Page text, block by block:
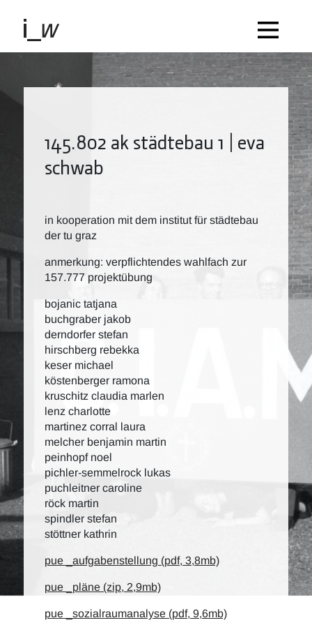
145.802 ak städtebau 1 | eva
schwab
in kooperation mit dem institut für städtebau
der tu graz
anmerkung: verpflichtendes wahlfach zur
157.777 projektübung
bojanic tatjana
buchgraber jakob
derndorfer stefan
hirschberg rebekka
keser michael
köstenberger ramona
kruschitz claudia marlen
lenz charlotte
martinez corral laura
melcher benjamin martin
peinhopf noel
pichler-semmelrock lukas
puchleitner caroline
röck martin
spindler stefan
stöttner kathrin
pue _aufgabenstellung (pdf, 3,8mb)
pue _pläne (zip, 2,9mb)
pue _sozialraumanalyse (pdf, 9,6mb)